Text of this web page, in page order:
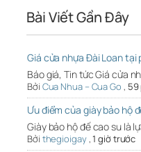
Bài Viết Gần Đây
Giá cửa nhựa Đài Loan tại
Báo giá, Tin tức Giá cửa
Bởi Cua Nhua – Cua Go ,
Ưu điểm của giày bảo hộ
Giày bảo hộ đế cao su là
Bởi thegioigay,1 giờ trước